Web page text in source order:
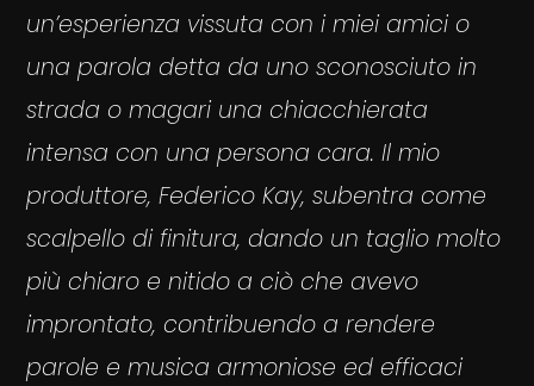
un’esperienza vissuta con i miei amici o
una parola detta da uno sconosciuto in
strada o magari una chiacchierata
intensa con una persona cara. Il mio
produttore, Federico Kay, subentra come
scalpello di finitura, dando un taglio molto
più chiaro e nitido a ciò che avevo
improntato, contribuendo a rendere
parole e musica armoniose ed efficaci